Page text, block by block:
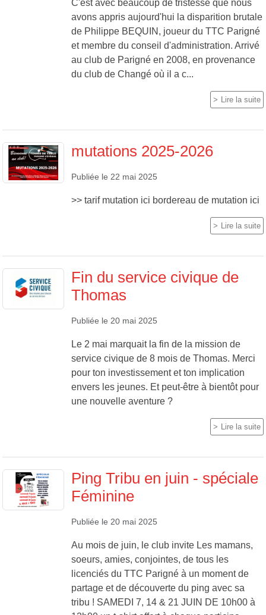
C'est avec beaucoup de tristesse que nous
avons appris aujourd'hui la disparition brutale
de Philippe BEQUIN, joueur du TTC Parigné
et membre du conseil d'administration. Arrivé
au club de Parigné en 2008, en provenance
du club de Changé où il a c...
Lire la suite
mutations 2025-2026
Publiée le 22 mai 2025
>> tarif mutation ici bordereau de mutation ici
Lire la suite
Fin du service civique de
Thomas
Publiée le 20 mai 2025
Le 2 mai marquait la fin de la mission de
service civique de 8 mois de Thomas. Merci
pour ton investissement et ton implication
envers les jeunes. Et peut-être à bientôt pour
une nouvelle aventure ?
Lire la suite
Ping Tribu en juin - spéciale
Féminine
Publiée le 20 mai 2025
Au mois de juin, le club invite Les mamans,
soeurs, amies, conjointes, de tous les
licenciés du TTC Parigné à un moment de
partage et de découverte du ping avec sa
tribu ! SAMEDI 7, 14 & 21 JUIN DE 10h00 à